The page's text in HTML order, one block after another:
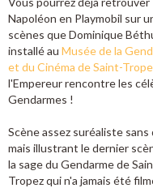
Napoléon en Playmobil sur
scènes que Dominique
installé au Musée de la
et du Cinéma de Saint-
l'Empereur rencontre les
Gendarmes !
Scène assez suréaliste sans
mais illustrant le dernier
la sage du Gendarme de
Tropez qui n'a jamais été